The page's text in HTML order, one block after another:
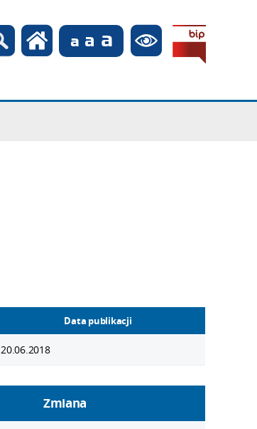
Data publikacji
20.06.2018
Zmiana